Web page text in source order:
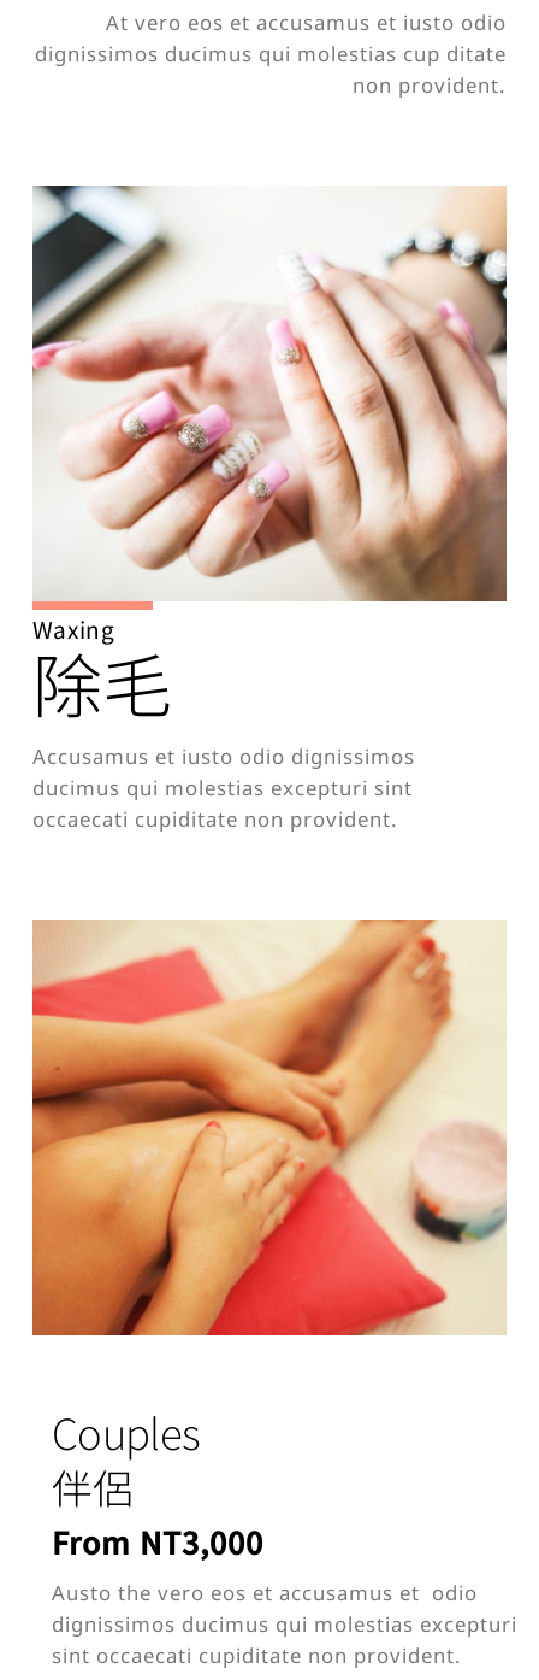
Waxing
除毛
Accusamus et iusto odio dignissimos
ducimus qui molestias excepturi sint
occaecati cupiditate non provident.
At vero eos et accusamus et iusto odio
dignissimos ducimus qui molestias cup ditate
non provident.
Couples
伴侶
From NT3,000
Austo the vero eos et accusamus et odio
dignissimos ducimus qui molestias excepturi
sint occaecati cupiditate non provident.